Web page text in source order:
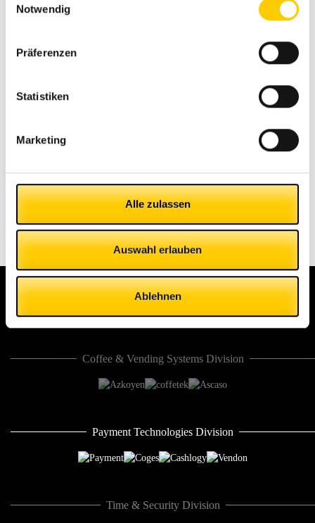
Notwendig
Präferenzen
Statistiken
Marketing
Alle zulassen
Auswahl erlauben
Ablehnen
Azkoyen Stand bei der
in Düsseldorf!
#Cashlogymitdir
Coffee & Vending Systems Division
Payment Technologies Division
Time & Security Division